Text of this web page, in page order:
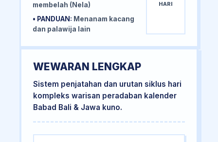
membelah (Nela)
• PANDUAN: Menanam kacang
dan palawija lain
HARI
WEWARAN LENGKAP
Sistem penjatahan dan urutan siklus hari
kompleks warisan peradaban kalender
Babad Bali & Jawa kuno.